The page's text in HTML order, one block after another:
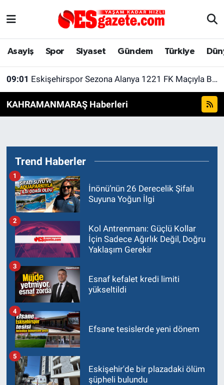
Asayiş Spor Siyaset Gündem Türkiye
09:01 Eskişehirspor Sezona Alanya 1221 FK Maçıyla Başlayacak
KAHRAMANMARAŞ Haberleri
Trend Haberler
İnönü’nün 26 Derecelik Şifalı
Suyuna Yoğun İlgi
1
Kol Antrenmanı: Güçlü Kollar
İçin Sadece Ağırlık Değil, Doğru
Yaklaşım Gerekir
2
Esnaf kefalet kredi limiti
yükseltildi
3
Efsane tesislerde yeni dönem
4
Eskişehir'de bir plazadaki ölüm
şüpheli bulundu
5
Asayiş
Gündem
Dünya
Sağlık
Yaşam
Eskişehirspor Arşivi
Röportaj
Ekonomi
Politika
Bilecik
Kütahya
Gezi
Genel
Çevre
Eskişehir Nöbetçi Eczaneler
Süper Lig Puan Durumu ve Fikstür
Son Dakika Haberleri
Haber Arşivi